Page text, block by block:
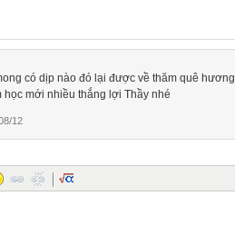
có dịp nào đó lại được về thăm quê hương
học mới nhiều thắng lợi Thầy nhé
12